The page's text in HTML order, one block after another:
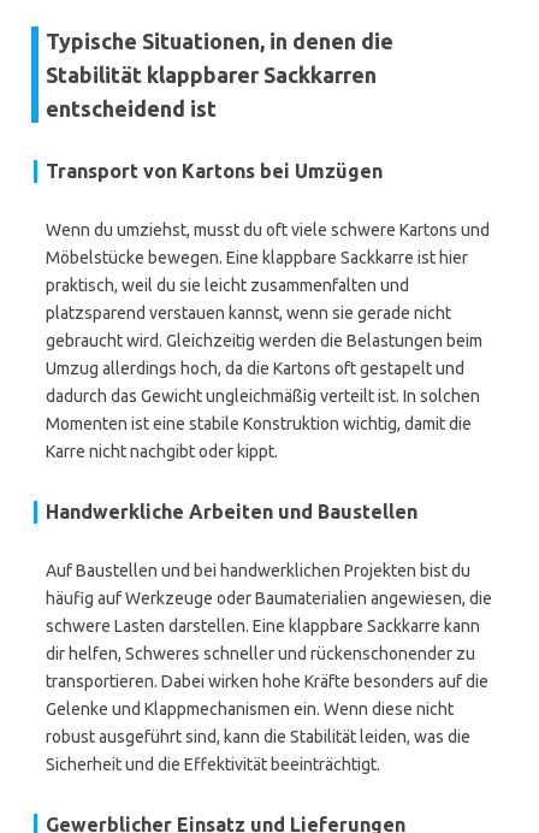
Typische Situationen, in denen die
Stabilität klappbarer Sackkarren
entscheidend ist
Transport von Kartons bei Umzügen
Wenn du umziehst, musst du oft viele schwere Kartons und
Möbelstücke bewegen. Eine klappbare Sackkarre ist hier
praktisch, weil du sie leicht zusammenfalten und
platzsparend verstauen kannst, wenn sie gerade nicht
gebraucht wird. Gleichzeitig werden die Belastungen beim
Umzug allerdings hoch, da die Kartons oft gestapelt und
dadurch das Gewicht ungleichmäßig verteilt ist. In solchen
Momenten ist eine stabile Konstruktion wichtig, damit die
Karre nicht nachgibt oder kippt.
Handwerkliche Arbeiten und Baustellen
Auf Baustellen und bei handwerklichen Projekten bist du
häufig auf Werkzeuge oder Baumaterialien angewiesen, die
schwere Lasten darstellen. Eine klappbare Sackkarre kann
dir helfen, Schweres schneller und rückenschonender zu
transportieren. Dabei wirken hohe Kräfte besonders auf die
Gelenke und Klappmechanismen ein. Wenn diese nicht
robust ausgeführt sind, kann die Stabilität leiden, was die
Sicherheit und die Effektivität beeinträchtigt.
Gewerblicher Einsatz und Lieferungen